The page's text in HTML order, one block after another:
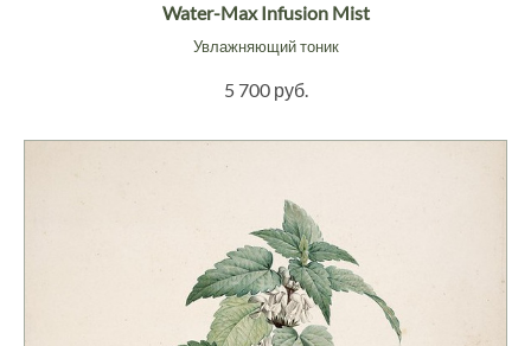
Water-Max Infusion Mist
Увлажняющий тоник
5 700 руб.